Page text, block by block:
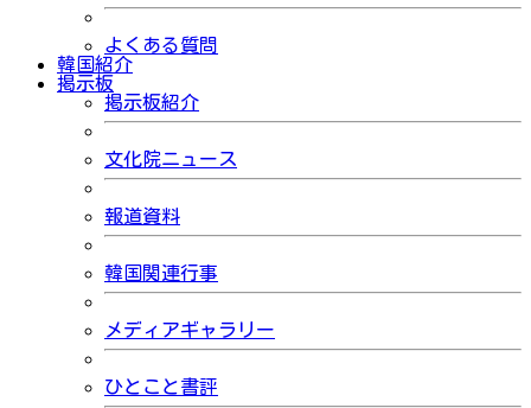
よくある質問
韓国紹介
掲示板
掲示板紹介
文化院ニュース
報道資料
韓国関連行事
メディアギャラリー
ひとこと書評